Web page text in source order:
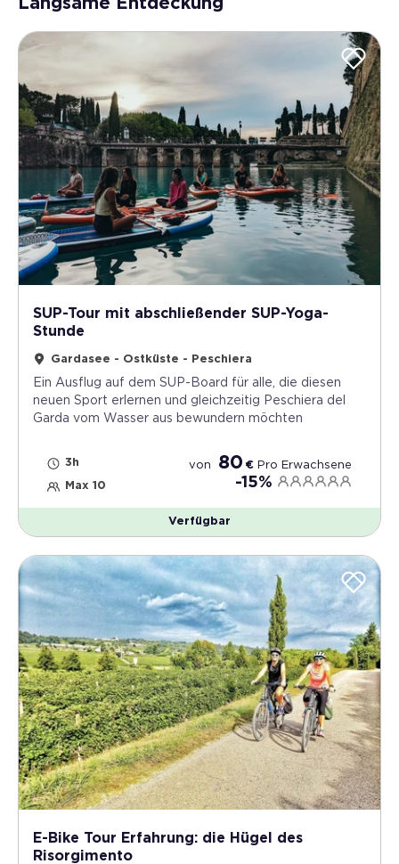
Langsame Entdeckung
SUP-Tour mit abschließender SUP-Yoga-
Stunde
Gardasee - Ostküste - Peschiera
Ein Ausflug auf dem SUP-Board für alle, die diesen
neuen Sport erlernen und gleichzeitig Peschiera del
Garda vom Wasser aus bewundern möchten
3h
Max 10
von 80 € Pro Erwachsene
-15%
Verfügbar
E-Bike Tour Erfahrung: die Hügel des
Risorgimento